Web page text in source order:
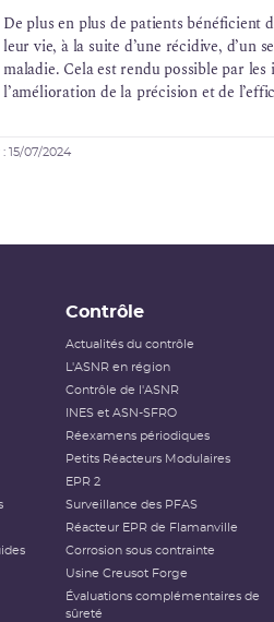
De plus en plus de patients bénéficient
leur vie, à la suite d’une récidive, d’un
maladie. Cela est rendu possible par
l’amélioration de la précision et de
15/07/2024
Contrôle
Actualités du contrôle
L'ASNR en région
Contrôle de l'ASNR
INES et ASN-SFRO
Réexamens périodiques
Petits Réacteurs Modulaires
EPR 2
Surveillance des PFAS
Réacteur EPR de Flamanville
Corrosion sous contrainte
Usine Creusot Forge
Évaluations complémentaires de
sûreté